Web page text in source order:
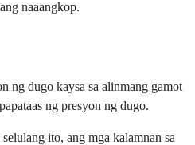
naaangkop.
ng dugo kaysa sa alinmang gamot
ng presyon ng dugo.
ito, ang mga kalamnan sa